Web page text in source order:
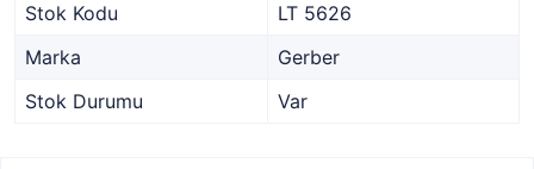
Stok Kodu
LT 5626
Marka
Gerber
Stok Durumu
Var